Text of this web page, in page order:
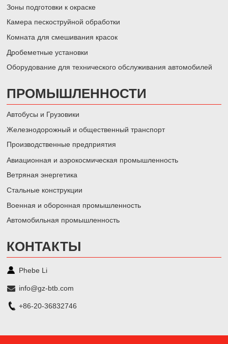
Зоны подготовки к окраске
Камера пескоструйной обработки
Комната для смешивания красок
Дробеметные установки
Оборудование для технического обслуживания автомобилей
ПРОМЫШЛЕННОСТИ
Автобусы и Грузовики
Железнодорожный и общественный транспорт
Производственные предприятия
Авиационная и аэрокосмическая промышленность
Ветряная энергетика
Стальные конструкции
Военная и оборонная промышленность
Автомобильная промышленность
КОНТАКТЫ
Phebe Li
info@gz-btb.com
+86-20-36832746